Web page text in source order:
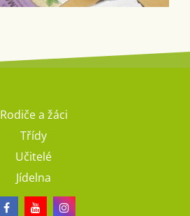
Rodiče a žáci
Třídy
Učitelé
Jídelna